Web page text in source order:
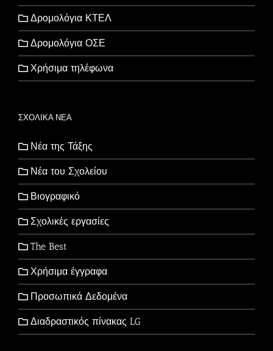
Δρομολόγια ΚΤΕΛ
Δρομολόγια ΟΣΕ
Χρήσιμα τηλέφωνα
ΣΧΟΛΙΚΑ ΝΕΑ
Νέα της Τάξης
Νέα του Σχολείου
Βιογραφικό
Σχολικές εργασίες
The Best
Χρήσιμα έγγραφα
Προσωπικά Δεδομένα
Διαδραστικός πίνακας LG